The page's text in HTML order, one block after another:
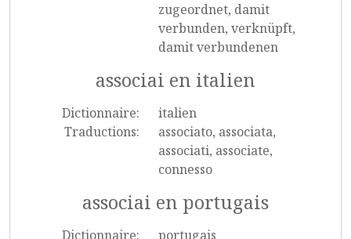
zugeordnet, damit
verbunden, verknüpft,
damit verbundenen
associai en italien
Dictionnaire:
italien
Traductions:
associato, associata,
associati, associate,
connesso
associai en portugais
Dictionnaire:
portugais